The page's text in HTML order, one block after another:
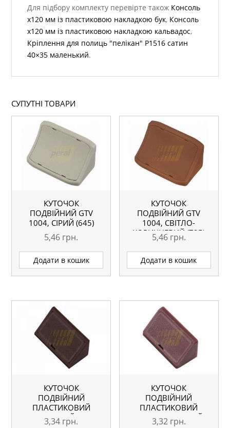
Для підбору комплекту перевірте також Консоль
х120 мм із пластиковою накладкою бук, Консоль
х120 мм із пластиковою накладкою кальвадос,
Кріплення для полиць "пелікан" Р1516 сатин
40×35 маленький.
СУПУТНІ ТОВАРИ
КУТОЧОК
ПОДВІЙНИЙ GTV
1004, СІРИЙ (645)
5,46 грн.
Додати в кошик
КУТОЧОК
ПОДВІЙНИЙ GTV
1004, СВІТЛО-
КОРИЧНЕВИЙ (725)
5,46 грн.
Додати в кошик
КУТОЧОК
ПОДВІЙНИЙ
ПЛАСТИКОВИЙ
КОРИЧНЕВИЙ ВЕНГЕ
3,34 грн.
КУТОЧОК
ПОДВІЙНИЙ
ПЛАСТИКОВИЙ
МАХОНЬ ТЕМНИЙ
3,32 грн.